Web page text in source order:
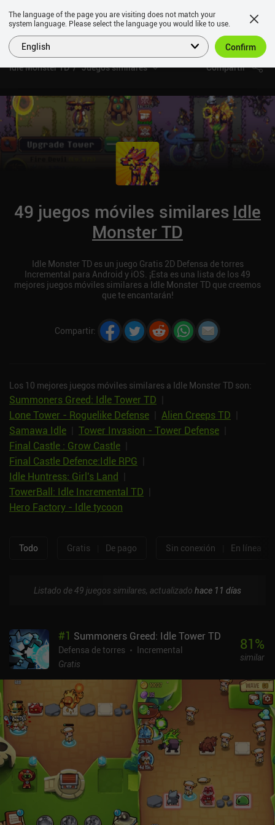
Idle Monster TD Juegos similares Compartir
49 juegos móviles similares Idle
Monster TD
Idle Monster TD es un juego Gratis 2D Defensa de torres
Incremental para Android y iOS. ¡Esta es una lista de los 49
mejores juegos móviles similares a Idle Monster TD que creemos
que te encantarán!
Compartir:
Los 10 mejores juegos móviles similares a Idle Monster TD son:
Summoners Greed: Idle Tower TD
Lone Tower - Roguelike Defense
Alien Creeps TD
Samawa Idle
Tower Invasion - Tower Defense
Final Castle : Grow Castle
Final Castle Defence:Idle RPG
Idle Huntress: Girl's Land
TowerBall: Idle Incremental TD
Hero Factory - Idle tycoon
Todo Gratis De pago Sin conexión En línea
Listado de 49 juegos similares, actualizado hace 11 días
#1 Summoners Greed: Idle Tower TD
Defensa de torres
Incremental
Gratis
81%
similar
The language of the page you are visiting does not match your
system language. Please select the language you would like to use.
English Confirm